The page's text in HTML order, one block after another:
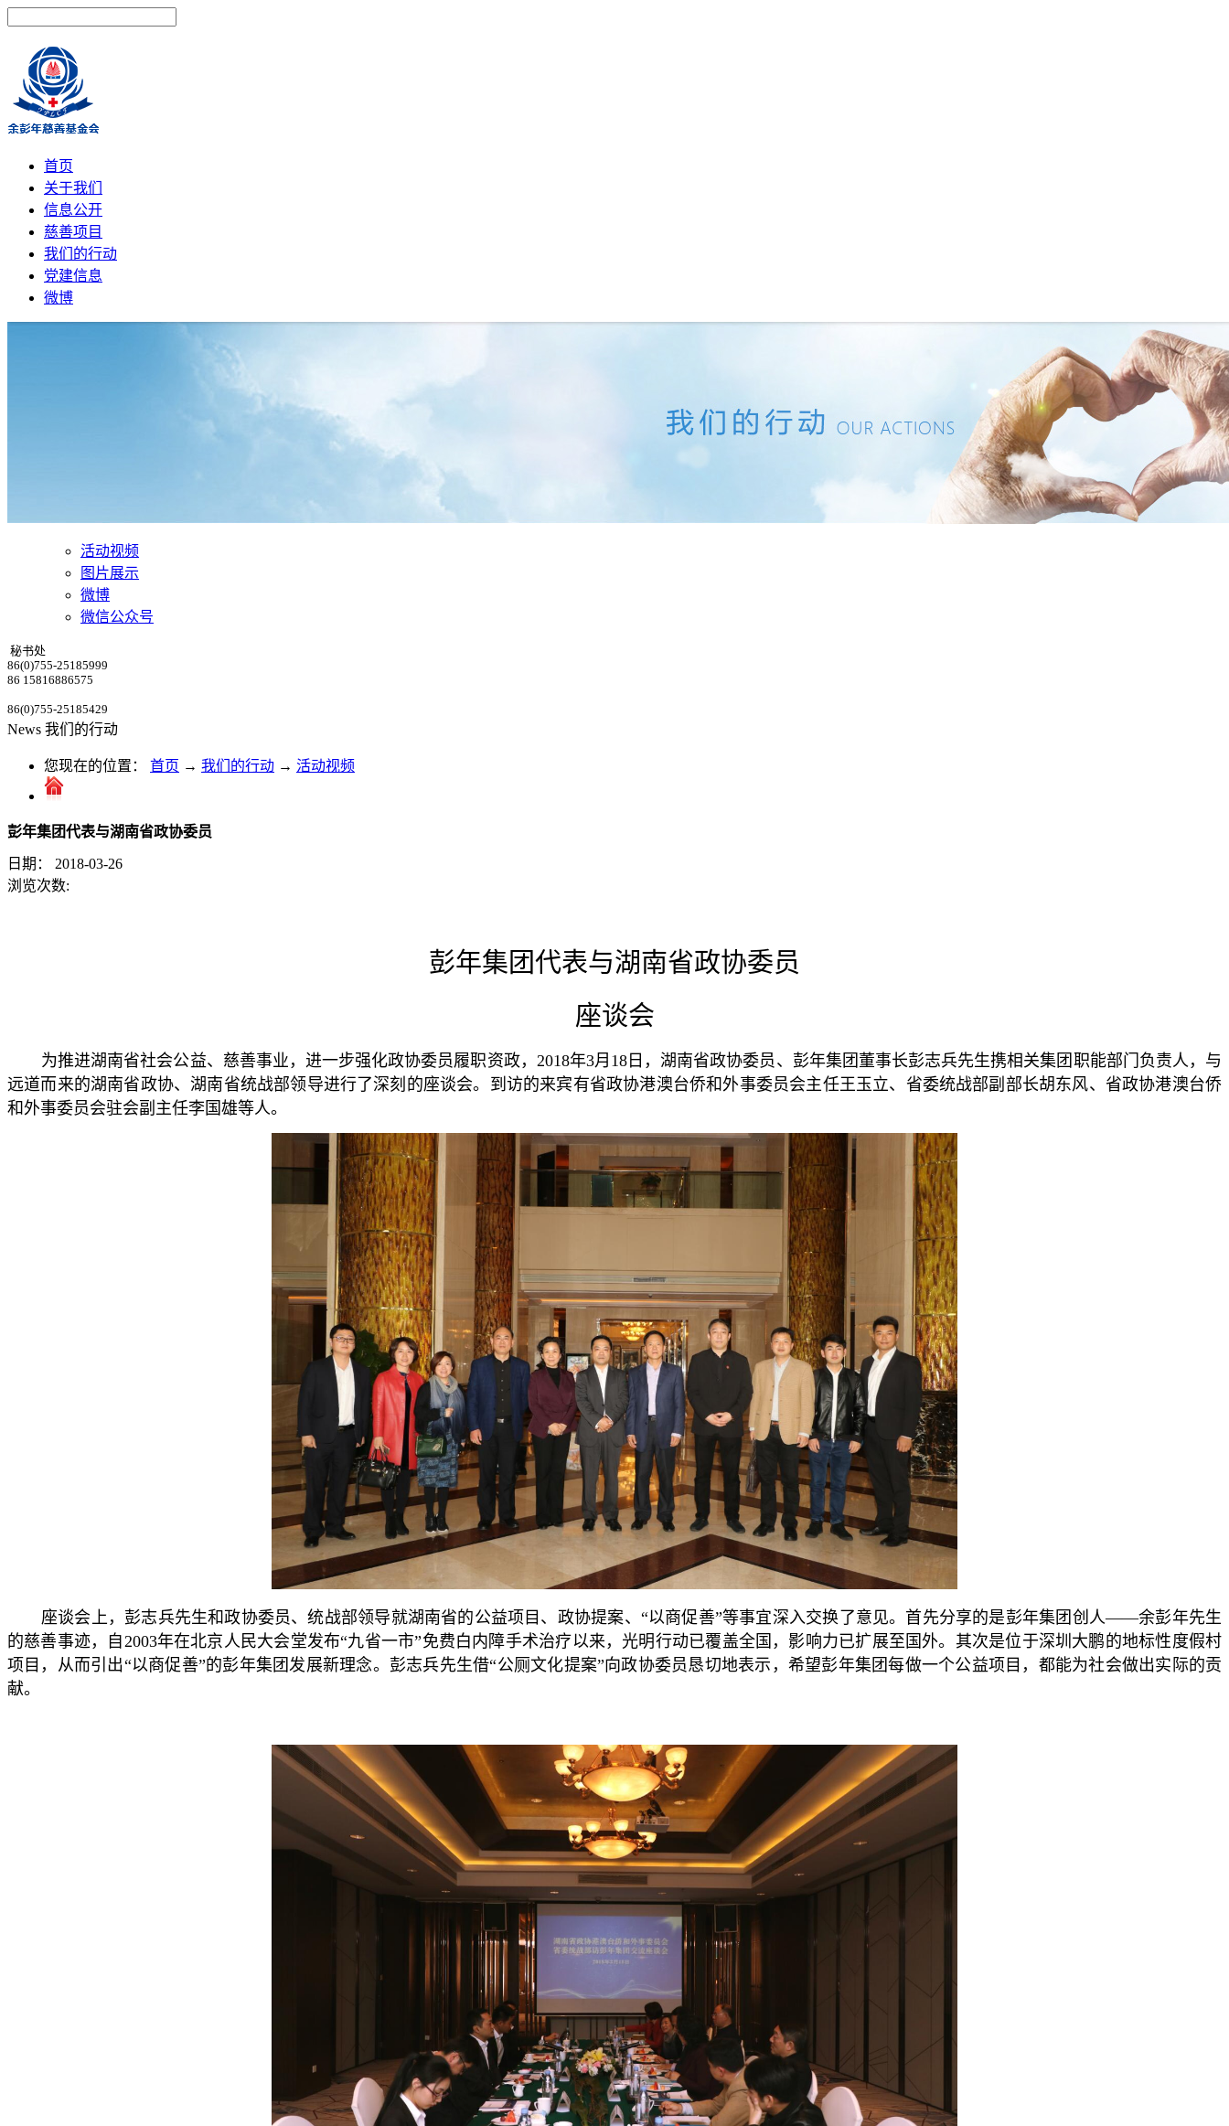
首页
关于我们
信息公开
慈善项目
我们的行动
党建信息
微博
活动视频
图片展示
微博
微信公众号
秘书处
86(0)755-25185999
86 15816886575
86(0)755-25185429
News 我们的行动
您现在的位置： 首页 → 我们的行动 → 活动视频
彭年集团代表与湖南省政协委员
日期：
2018-03-26
浏览次数:
彭年集团代表与湖南省政协委员
座谈会
为推进湖南省社会公益、慈善事业，进一步强化政协委员履职资政，2018年3月18日，湖南省政协委员、彭年集团董事长彭志兵先生携相关集团职能部门负责人，与
远道而来的湖南省政协、湖南省统战部领导进行了深刻的座谈会。到访的来宾有省政协港澳台侨和外事委员会主任王玉立、省委统战部副部长胡东风、省政协港澳台侨
和外事委员会驻会副主任李国雄等人。
座谈会上，彭志兵先生和政协委员、统战部领导就湖南省的公益项目、政协提案、“以商促善”等事宜深入交换了意见。首先分享的是彭年集团创人——余彭年先生
的慈善事迹，自2003年在北京人民大会堂发布“九省一市”免费白内障手术治疗以来，光明行动已覆盖全国，影响力已扩展至国外。其次是位于深圳大鹏的地标性度假村
项目，从而引出“以商促善”的彭年集团发展新理念。彭志兵先生借“公厕文化提案”向政协委员恳切地表示，希望彭年集团每做一个公益项目，都能为社会做出实际的贡
献。